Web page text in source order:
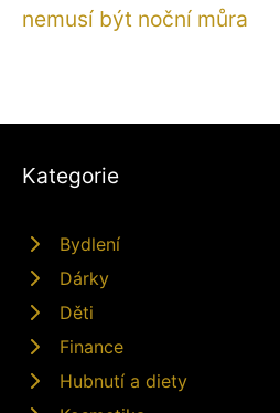
nemusí být noční můra
Kategorie
Bydlení
Dárky
Děti
Finance
Hubnutí a diety